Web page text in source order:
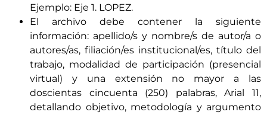
Ejemplo: Eje 1. LOPEZ.
El archivo debe contener la siguiente
información: apellido/s y nombre/s de autor/a o
autores/as, filiación/es institucional/es, título del
trabajo, modalidad de participación (presencial
virtual) y una extensión no mayor a las
doscientas cincuenta (250) palabras, Arial 11,
detallando objetivo, metodología y argumento